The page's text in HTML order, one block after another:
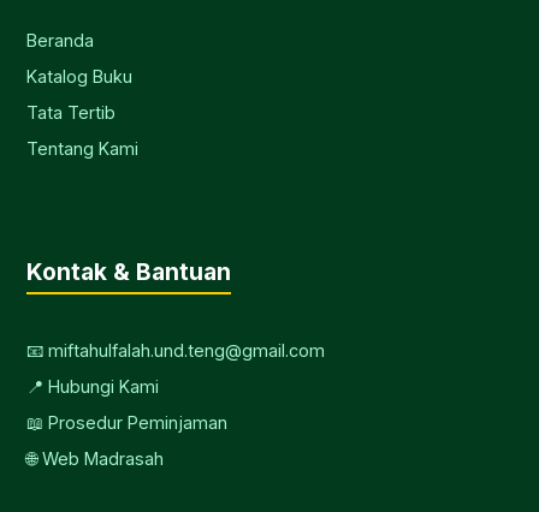
Beranda
Katalog Buku
Tata Tertib
Tentang Kami
Kontak & Bantuan
📧 miftahulfalah.und.teng@gmail.com
📍 Hubungi Kami
📖 Prosedur Peminjaman
🌐 Web Madrasah